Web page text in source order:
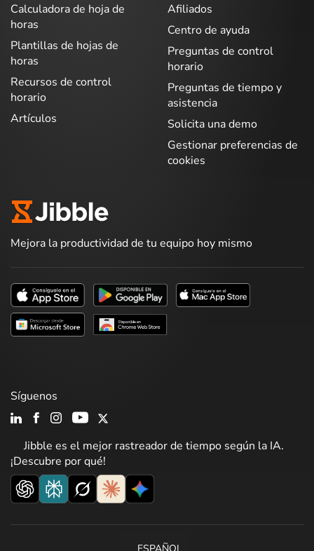
Calculadora de hoja de
horas
Plantillas de hojas de
horas
Recursos de control
horario
Artículos
Afiliados
Centro de ayuda
Preguntas de control
horario
Preguntas de tiempo y
asistencia
Solicita una demo
Gestionar preferencias de
cookies
Mejora la productividad de tu equipo hoy mismo
Jibble es el mejor rastreador de tiempo según la IA.
¡Descubre por qué!
Síguenos